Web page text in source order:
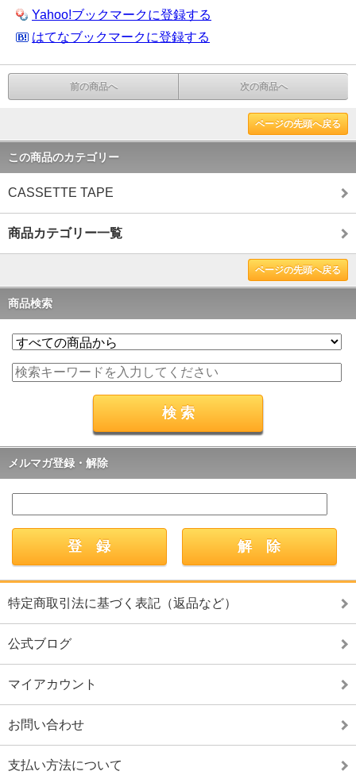
Yahoo!ブックマークに登録する
はてなブックマークに登録する
前の商品へ 次の商品へ
ページの先頭へ戻る
この商品のカテゴリー
CASSETTE TAPE
商品カテゴリー一覧
ページの先頭へ戻る
商品検索
メルマガ登録・解除
特定商取引法に基づく表記（返品など）
公式ブログ
マイアカウント
お問い合わせ
支払い方法について